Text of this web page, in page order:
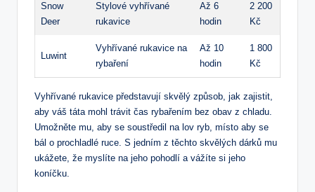
Snow
Deer
Stylové vyhřívané
rukavice
Až 6
hodin
2 200
Kč
Luwint
Vyhřívané rukavice na
rybaření
Až 10
hodin
1 800
Kč
Vyhřívané rukavice představují skvělý způsob, jak zajistit,
aby váš táta mohl trávit čas rybařením bez obav z chladu.
Umožněte mu, aby se soustředil na lov ryb, místo aby se
bál o prochladlé ruce. S jedním z těchto skvělých dárků mu
ukážete, že myslíte na jeho pohodlí a vážíte si jeho
koníčku.